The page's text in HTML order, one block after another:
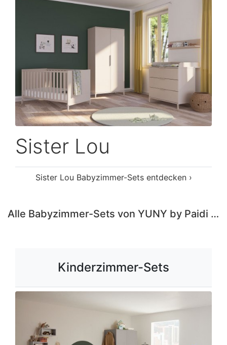
Sister Lou
Sister Lou Babyzimmer-Sets entdecken ›
Alle Babyzimmer-Sets von YUNY by Paidi entdecken ›
Kinderzimmer-Sets